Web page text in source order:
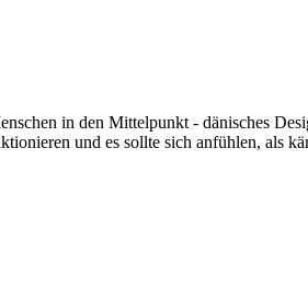
in den Mittelpunkt - dänisches
und es sollte sich anfühlen, als